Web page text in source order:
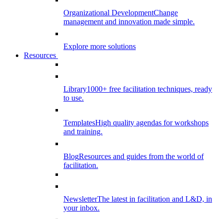
Organizational DevelopmentChange
management and innovation made simple.
Explore more solutions
Resources
Library1000+ free facilitation techniques, ready
to use.
TemplatesHigh quality agendas for workshops
and training.
BlogResources and guides from the world of
facilitation.
NewsletterThe latest in facilitation and L&D, in
your inbox.